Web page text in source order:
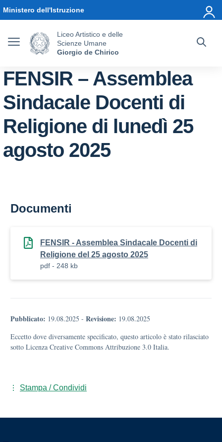
Ministero dell'Istruzione
Liceo Artistico e delle
Scienze Umane
Giorgio de Chirico
FENSIR – Assemblea
Sindacale Docenti di
Religione di lunedì 25
agosto 2025
Documenti
FENSIR - Assemblea Sindacale Docenti di
Religione del 25 agosto 2025
pdf - 248 kb
Pubblicato: 19.08.2025 - Revisione: 19.08.2025
Eccetto dove diversamente specificato, questo articolo è stato rilasciato
sotto Licenza Creative Commons Attribuzione 3.0 Italia.
Stampa / Condividi